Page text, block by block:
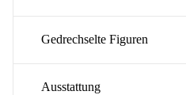
Gedrechselte Figuren
Ausstattung